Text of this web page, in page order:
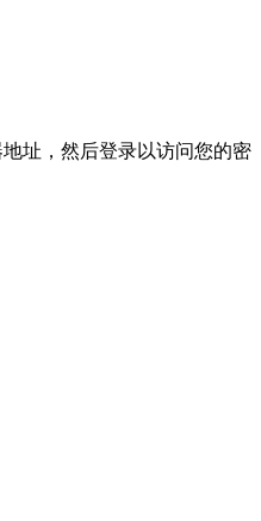
址，然后登录以访问您的密